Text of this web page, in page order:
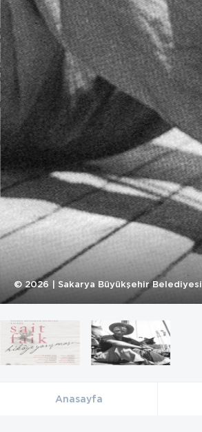
© 2026 | Sakarya Büyükşehir Belediyesi
Anasayfa